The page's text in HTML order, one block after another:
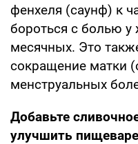
фенхеля (саунф) к
бороться с болью
месячных. Это
сокращение матки
менструальных
Добавьте
улучшить